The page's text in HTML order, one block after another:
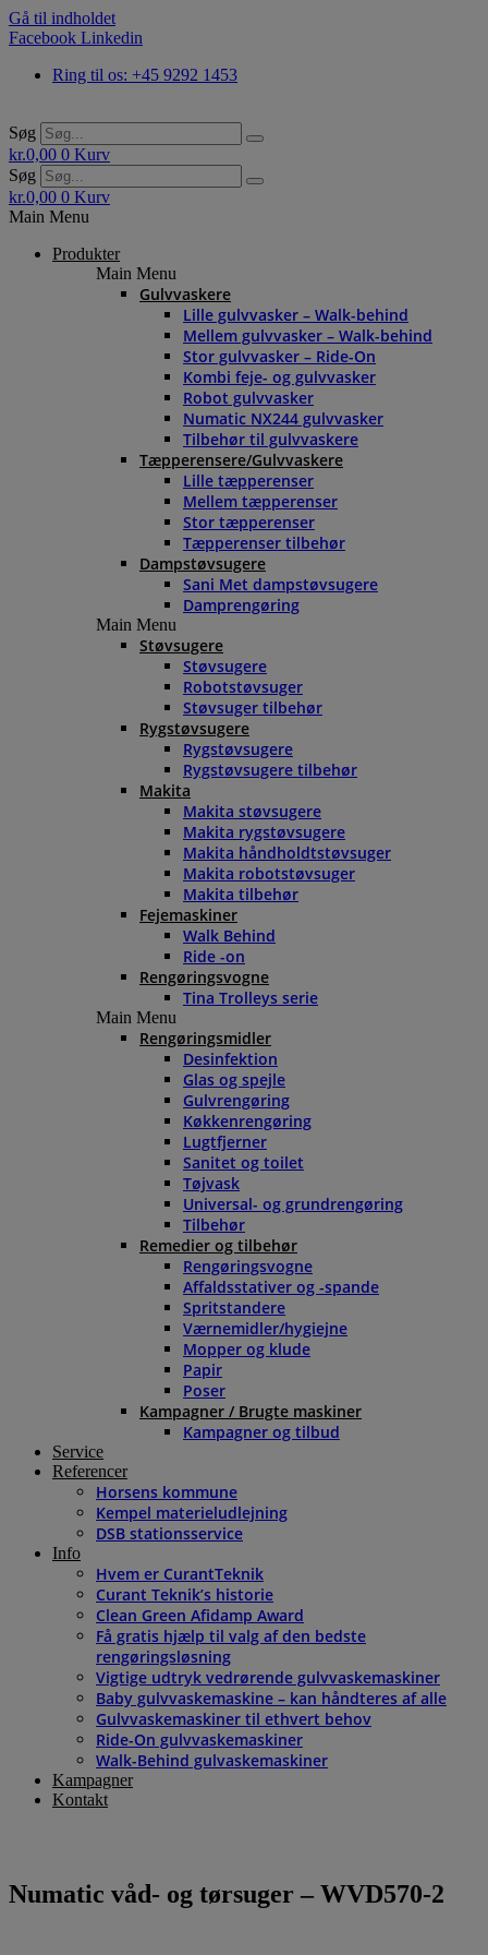
Gå til indholdet
Facebook Linkedin
Ring til os: +45 9292 1453
Søg
kr.0,00 0 Kurv
Søg
kr.0,00 0 Kurv
Main Menu
Produkter
Main Menu
Gulvvaskere
Lille gulvvasker – Walk-behind
Mellem gulvvasker – Walk-behind
Stor gulvvasker – Ride-On
Kombi feje- og gulvvasker
Robot gulvvasker
Numatic NX244 gulvvasker
Tilbehør til gulvvaskere
Tæpperensere/Gulvvaskere
Lille tæpperenser
Mellem tæpperenser
Stor tæpperenser
Tæpperenser tilbehør
Dampstøvsugere
Sani Met dampstøvsugere
Damprengøring
Main Menu
Støvsugere
Støvsugere
Robotstøvsuger
Støvsuger tilbehør
Rygstøvsugere
Rygstøvsugere
Rygstøvsugere tilbehør
Makita
Makita støvsugere
Makita rygstøvsugere
Makita håndholdtstøvsuger
Makita robotstøvsuger
Makita tilbehør
Fejemaskiner
Walk Behind
Ride -on
Rengøringsvogne
Tina Trolleys serie
Main Menu
Rengøringsmidler
Desinfektion
Glas og spejle
Gulvrengøring
Køkkenrengøring
Lugtfjerner
Sanitet og toilet
Tøjvask
Universal- og grundrengøring
Tilbehør
Remedier og tilbehør
Rengøringsvogne
Affaldsstativer og -spande
Spritstandere
Værnemidler/hygiejne
Mopper og klude
Papir
Poser
Kampagner / Brugte maskiner
Kampagner og tilbud
Service
Referencer
Horsens kommune
Kempel materieludlejning
DSB stationsservice
Info
Hvem er CurantTeknik
Curant Teknik’s historie
Clean Green Afidamp Award
Få gratis hjælp til valg af den bedste
rengøringsløsning
Vigtige udtryk vedrørende gulvvaskemaskiner
Baby gulvvaskemaskine – kan håndteres af alle
Gulvvaskemaskiner til ethvert behov
Ride-On gulvvaskemaskiner
Walk-Behind gulvaskemaskiner
Kampagner
Kontakt
Numatic våd- og tørsuger – WVD570-2